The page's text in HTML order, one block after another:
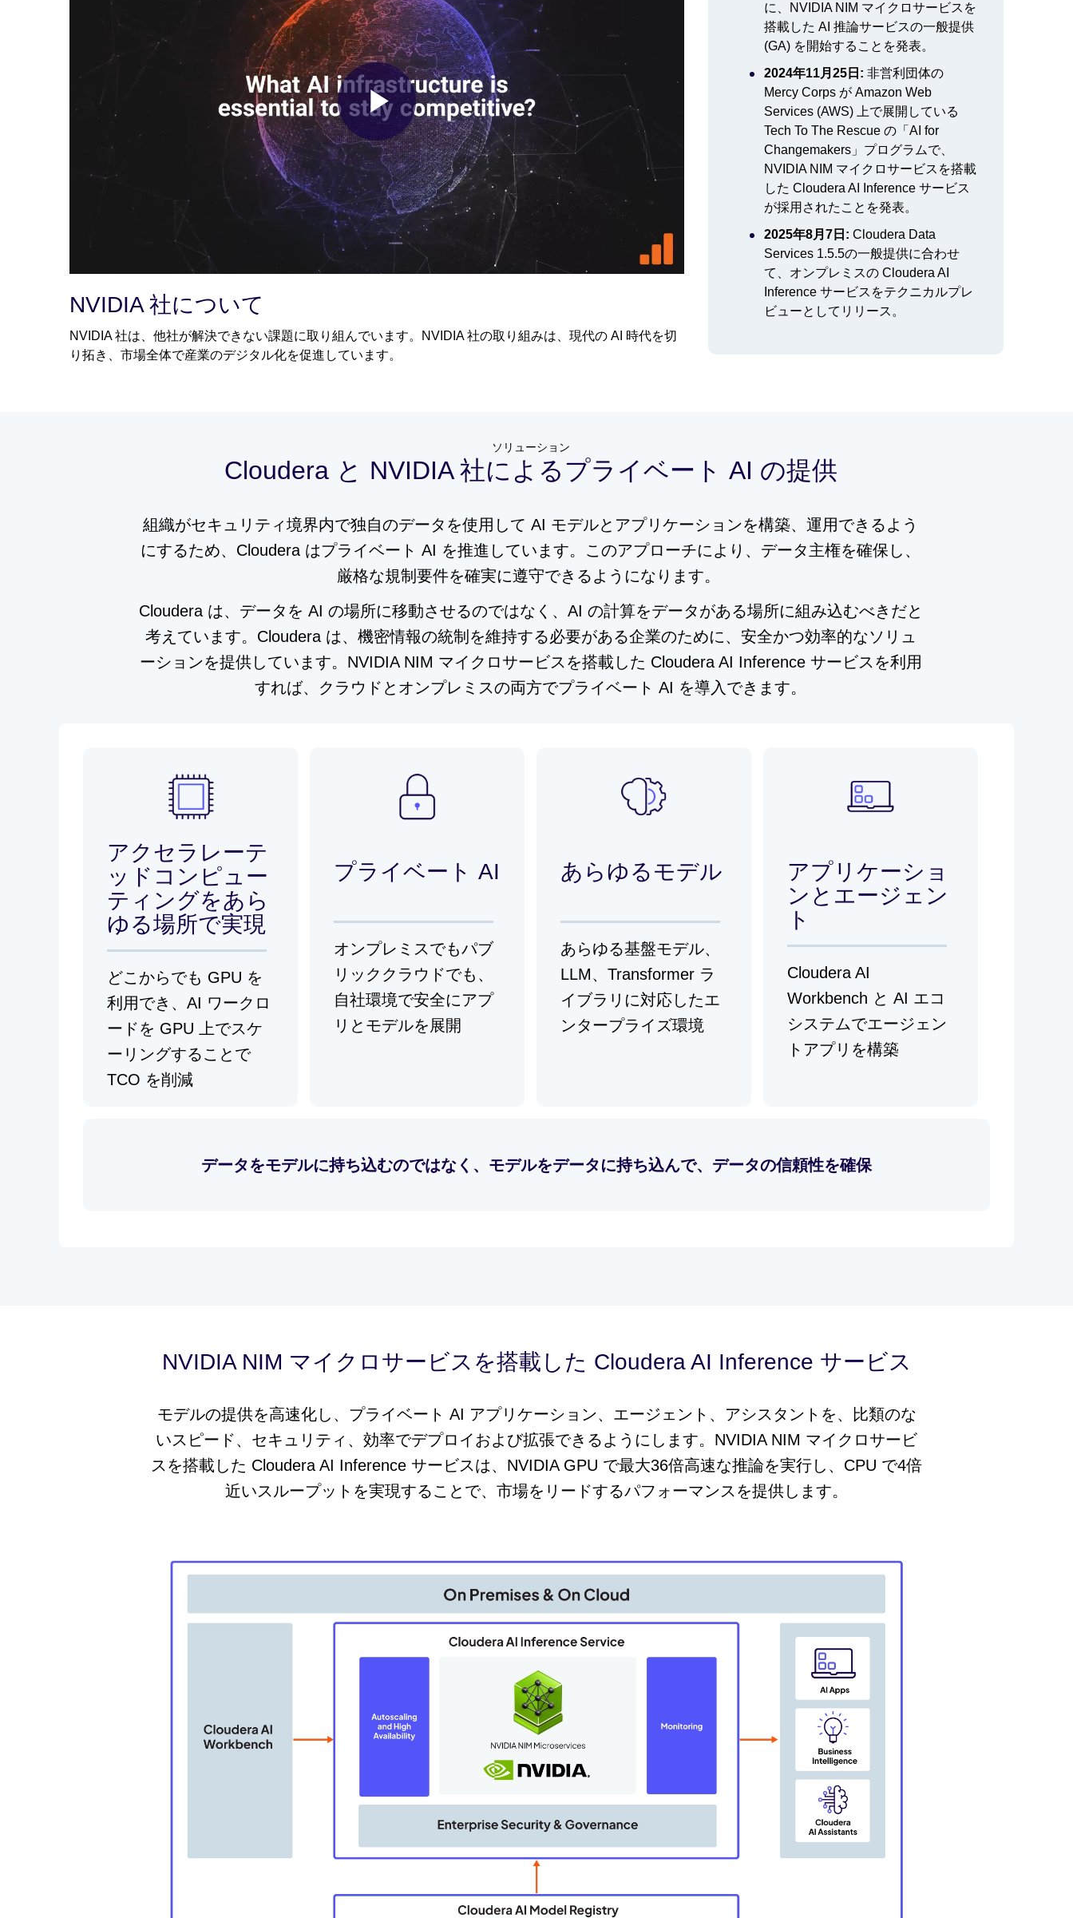
Play
Video
NVIDIA 社について
NVIDIA 社は、他社が解決できない課題に取り組んでいます。NVIDIA 社の取り組みは、現代の AI 時代を切
り拓き、市場全体で産業のデジタル化を促進しています。
に、NVIDIA NIM マイクロサービスを
搭載した AI 推論サービスの一般提供
(GA) を開始することを発表。
2024年11月25日: 非営利団体の
Mercy Corps が Amazon Web
Services (AWS) 上で展開している
Tech To The Rescue の「AI for
Changemakers」プログラムで、
NVIDIA NIM マイクロサービスを搭載
した Cloudera AI Inference サービス
が採用されたことを発表。
2025年8月7日: Cloudera Data
Services 1.5.5の一般提供に合わせ
て、オンプレミスの Cloudera AI
Inference サービスをテクニカルプレ
ビューとしてリリース。
ソリューション
Cloudera と NVIDIA 社によるプライベート AI の提供
組織がセキュリティ境界内で独自のデータを使用して AI モデルとアプリケーションを構築、運用できるよう
にするため、Cloudera はプライベート AI を推進しています。このアプローチにより、データ主権を確保し、
厳格な規制要件を確実に遵守できるようになります。
Cloudera は、データを AI の場所に移動させるのではなく、AI の計算をデータがある場所に組み込むべきだと
考えています。Cloudera は、機密情報の統制を維持する必要がある企業のために、安全かつ効率的なソリュ
ーションを提供しています。NVIDIA NIM マイクロサービスを搭載した Cloudera AI Inference サービスを利用
すれば、クラウドとオンプレミスの両方でプライベート AI を導入できます。
アクセラレーテ
ッドコンピュー
ティングをあら
ゆる場所で実現
どこからでも GPU を
利用でき、AI ワークロ
ードを GPU 上でスケ
ーリングすることで
TCO を削減
プライベート AI
オンプレミスでもパブ
リッククラウドでも、
自社環境で安全にアプ
リとモデルを展開
あらゆるモデル
あらゆる基盤モデル、
LLM、Transformer ラ
イブラリに対応したエ
ンタープライズ環境
アプリケーショ
ンとエージェン
ト
Cloudera AI
Workbench と AI エコ
システムでエージェン
トアプリを構築
データをモデルに持ち込むのではなく、モデルをデータに持ち込んで、データの信頼性を確保
NVIDIA NIM マイクロサービスを搭載した Cloudera AI Inference サービス
モデルの提供を高速化し、プライベート AI アプリケーション、エージェント、アシスタントを、比類のな
いスピード、セキュリティ、効率でデプロイおよび拡張できるようにします。NVIDIA NIM マイクロサービ
スを搭載した Cloudera AI Inference サービスは、NVIDIA GPU で最大36倍高速な推論を実行し、CPU で4倍
近いスループットを実現することで、市場をリードするパフォーマンスを提供します。